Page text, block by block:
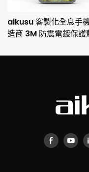
aikusu 客製化全息手
造商 3M 防震電鍍保護